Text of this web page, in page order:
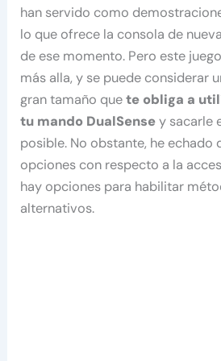
han servido como
lo que ofrece la consola de
de ese momento. Pero este
más alla, y se puede considerar
gran tamaño quete obliga a
tu mando DualSensey sacarle
posible. No obstante, he echado
opciones con respecto a la
hay opciones para habilitar
alternativos.